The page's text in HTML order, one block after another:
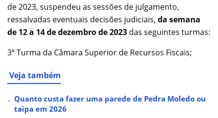
de 2023, suspendeu as sessões de julgamento,
ressalvadas eventuais decisões judiciais, da semana
de 12 a 14 de dezembro de 2023 das seguintes turmas:
3ª Turma da Câmara Superior de Recursos Fiscais;
Veja também
Quanto custa fazer uma parede de Pedra Moledo ou
taipa em 2026